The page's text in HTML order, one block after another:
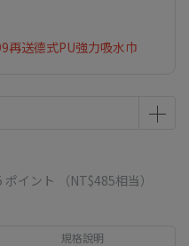
再送德式PU強力吸水巾
ポイント （NT$485相当）
規格說明